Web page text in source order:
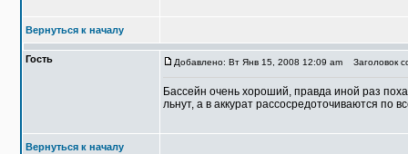
Вернуться к началу
Гость Добавлено: Вт Янв 15, 2008 12:09 am Заголовок
Бассейн очень хороший, правда иной раз
льнут, а в аккурат рассосредоточиваются по
Вернуться к началу